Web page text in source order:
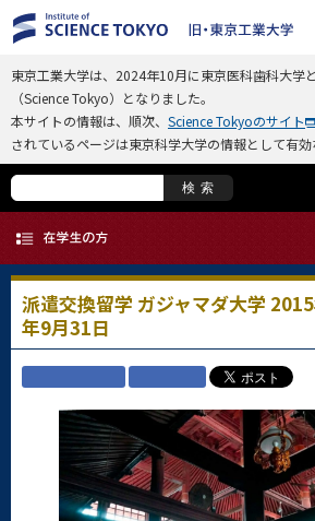
東京工業大学は、2024年10月に東京医科歯科大学
（Science Tokyo）となりました。
本サイトの情報は、順次、 Science Tokyoのサイト
されているページは東京科学大学の情報として有効
検索
派遣交換留学 ガジャマダ大学
年9月31日